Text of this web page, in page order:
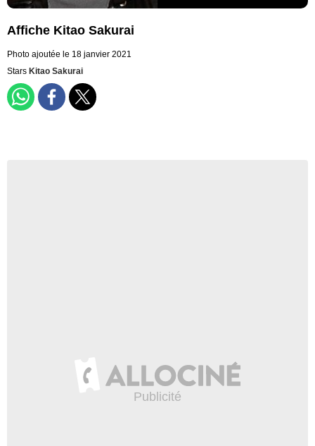
Affiche Kitao Sakurai
Photo ajoutée le 18 janvier 2021
Stars Kitao Sakurai